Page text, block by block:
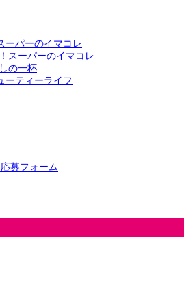
ーパーのイマコレ
スーパーのイマコレ
の一杯
ーティーライフ
募フォーム